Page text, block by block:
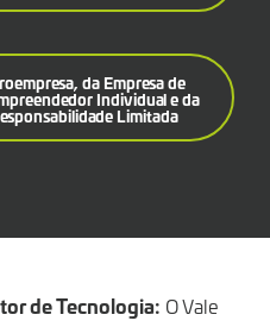
da Empresa de
Individual e da
Limitada
de Tecnologia: O Vale